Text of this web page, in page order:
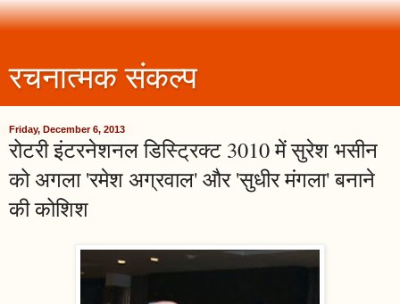
रचनात्मक संकल्प
Friday, December 6, 2013
रोटरी इंटरनेशनल डिस्ट्रिक्ट 3010 में सुरेश भसीन
को अगला 'रमेश अग्रवाल' और 'सुधीर मंगला' बनाने
की कोशिश